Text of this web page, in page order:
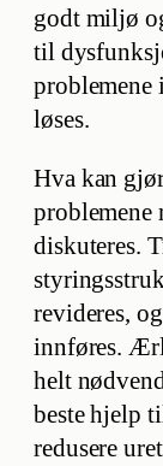
godt miljø
til
problemene
løses.
Hva kan
problemene
diskuteres.
revideres,
innføres.
helt
beste hjelp
redusere